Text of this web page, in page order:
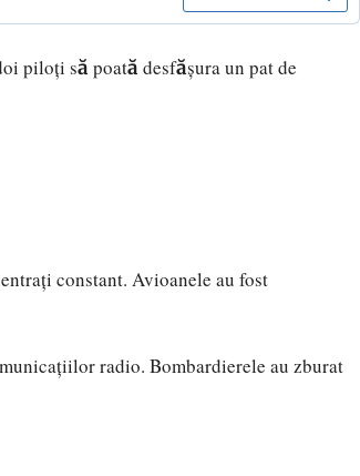
piloți să poată desfășura un pat de
constant. Avioanele au fost
radio. Bombardierele au zburat